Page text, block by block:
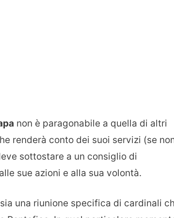
non è paragonabile a quella di altri
renderà conto dei suoi servizi (se
sottostare a un consiglio di
sue azioni e alla sua volontà.
una riunione specifica di cardinali